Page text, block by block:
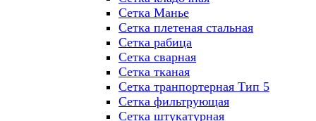
Сетка Манье
Сетка плетеная стальная
Сетка рабица
Сетка сварная
Сетка тканая
Сетка транпортерная Тип 5
Сетка фильтрующая
Сетка штукатурная